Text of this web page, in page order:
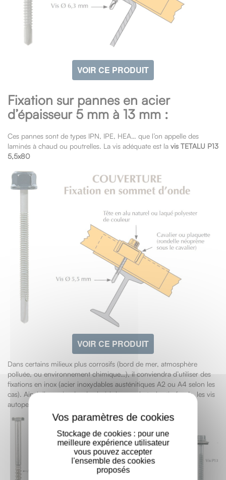
VOIR CE PRODUIT
Fixation sur pannes en acier
d’épaisseur 5 mm à 13 mm :
Ces pannes sont de types IPN, IPE, HEA… que l’on appelle des
laminés à chaud ou poutrelles. La vis adéquate est la vis TETALU P13
5,5x80
VOIR CE PRODUIT
Dans certains milieux plus corrosifs (bord de mer, atmosphère
polluée, ou environnement chimique…), il conviendra d’utiliser des
fixations en inox (acier inoxydables austénitiques A2 ou A4 selon les
cas). Ainsi, il conviendra de choisir les crochets, les tirefonds, les vis
autoperceuses en inox.
Stockage de cookies : pour une
meilleure expérience utilisateur
vous pouvez accepter
l'ensemble des cookies
proposés